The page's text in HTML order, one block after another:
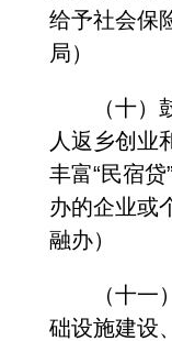
给予社会保
局）
（十）鼓
人返乡创业
丰富“民宿
办的企业或
融办）
（十一）
础设施建设